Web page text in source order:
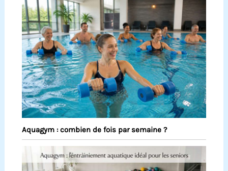
Aquagym : combien de fois par semaine ?